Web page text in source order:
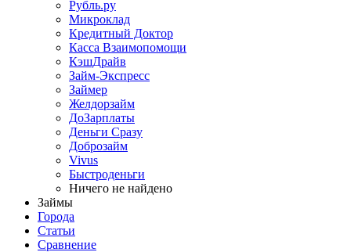
Рубль.ру
Микроклад
Кредитный Доктор
Касса Взаимопомощи
КэшДрайв
Займ-Экспресс
Займер
Желдорзайм
ДоЗарплаты
Деньги Сразу
Доброзайм
Vivus
Быстроденьги
Ничего не найдено
Займы
Города
Статьи
Сравнение